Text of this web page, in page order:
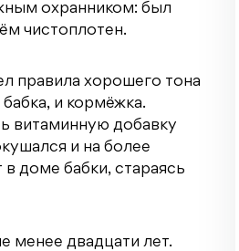
охранником: был
чистоплотен.
правила хорошего тона
и кормёжка.
витаминную добавку
и на более
доме бабки, стараясь
менее двадцати лет.